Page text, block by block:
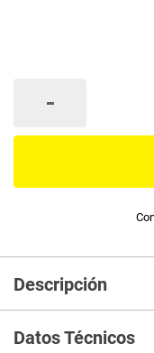
Descripción
estudiantes y en
Datos Técnicos